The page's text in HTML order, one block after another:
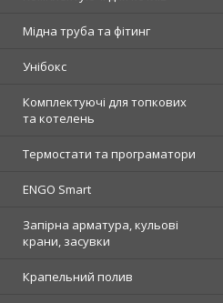
Мідна труба та фітинг
Унібокс
Комплектуючі для топкових
та котелень
Термостати та програматори
ENGO Smart
Запірна арматура, кульові
крани, засувки
Крапельний полив